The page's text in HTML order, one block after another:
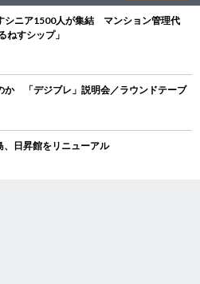
シニア1500人が集結 マンション管理代
ねすシップ」
か 「デジブレ」説明会／ラウンドテーブ
日昇館をリニューアル